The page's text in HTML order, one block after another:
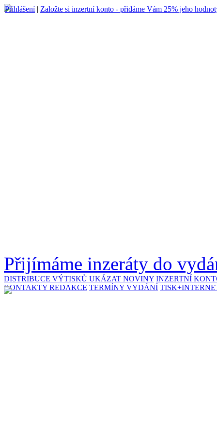
Přihlášení| Založte si inzertní konto - přidáme Vám 25% jeho
Přijímáme inzeráty do
DISTRIBUCE VÝTISKŮ UKÁZAT NOVINY INZERTNÍ
KONTAKTY REDAKCE TERMÍNY VYDÁNÍ